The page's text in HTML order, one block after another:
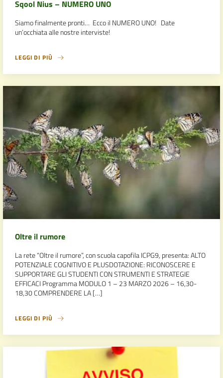
Sqool Nius – NUMERO UNO
Siamo finalmente pronti… Ecco il NUMERO UNO! Date
un’occhiata alle nostre interviste!
LEGGI DI PIÙ
Oltre il rumore
La rete “Oltre il rumore”, con scuola capofila ICPG9, presenta: ALTO
POTENZIALE COGNITIVO E PLUSDOTAZIONE: RICONOSCERE E
SUPPORTARE GLI STUDENTI CON STRUMENTI E STRATEGIE
EFFICACI Programma MODULO 1 – 23 MARZO 2026 – 16,30-
18,30 COMPRENDERE LA […]
LEGGI DI PIÙ